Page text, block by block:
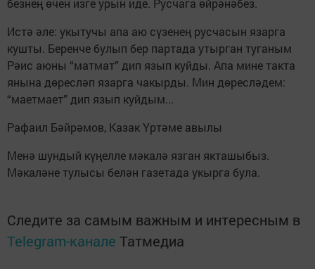
безнең өчен изге урын иде. Русчага өйрәнәбез.
Истә әле: укытучы апа аю сүзенең русчасын язарга
кушты. Беренче булып бер партада утырган туганым
Рәис аюны “матмат” дип язып куйды. Апа мине такта
янына дөресләп язарга чакырды. Мин дөресләдем:
“маетмает” дип язып куйдым...
Рафаил Бәйрәмов, Казак Үртәме авылы
Менә шундый күңелле мәкалә язган якташыбыз.
Мәкаләне тулысы белән газетада укырга була.
Следите за самым важным и интересным в
Telegram-канале Татмедиа